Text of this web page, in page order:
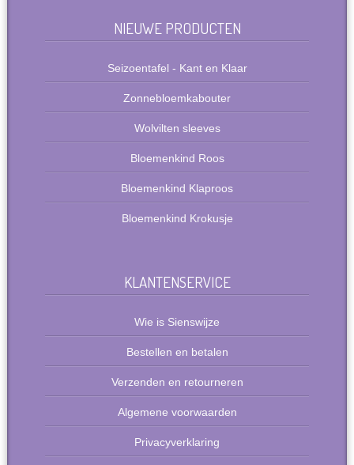
NIEUWE PRODUCTEN
Seizoentafel - Kant en Klaar
Zonnebloemkabouter
Wolvilten sleeves
Bloemenkind Roos
Bloemenkind Klaproos
Bloemenkind Krokusje
KLANTENSERVICE
Wie is Sienswijze
Bestellen en betalen
Verzenden en retourneren
Algemene voorwaarden
Privacyverklaring